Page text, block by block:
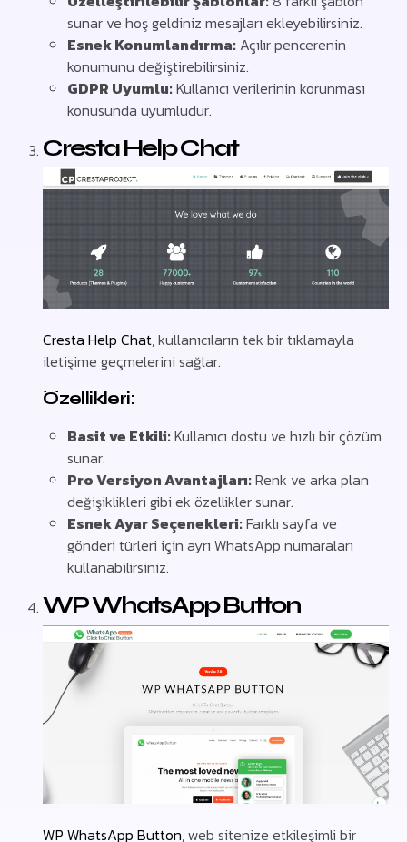
sunar ve hoş geldiniz mesajları ekleyebilirsiniz.
Esnek Konumlandırma: Açılır pencerenin
konumunu değiştirebilirsiniz.
GDPR Uyumlu:Kullanıcı verilerinin korunması
konusunda uyumludur.
Cresta Help Chat
Cresta Help Chat, kullanıcıların tek bir tıklamayla
iletişime geçmelerini sağlar.
Özellikleri:
Basit ve Etkili:Kullanıcı dostu ve hızlı bir çözüm
sunar.
Pro Versiyon Avantajları:Renk ve arka plan
değişiklikleri gibi ek özellikler sunar.
Esnek Ayar Seçenekleri:Farklı sayfa ve
gönderi türleri için ayrı WhatsApp numaraları
kullanabilirsiniz.
WP WhatsApp Button
WP WhatsApp Button, web sitenize etkileşimli bir